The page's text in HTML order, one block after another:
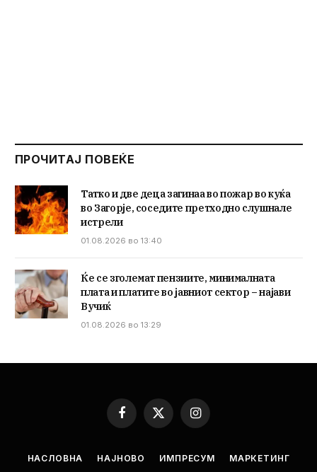
ПРОЧИТАЈ ПОВЕЌЕ
Татко и две деца загинаа во пожар во куќа
во Загорје, соседите претходно слушнале
истрели
01.08.2026 во 13:40
Ќе се зголемат пензиите, минималната
плата и платите во јавниот сектор – најави
Вучиќ
01.08.2026 во 13:29
Facebook
X
Instagram
НАСЛОВНА НАЈНОВО ИМПРЕСУМ МАРКЕТИНГ